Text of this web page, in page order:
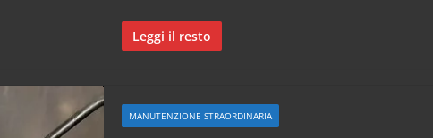
Leggi il resto
MANUTENZIONE STRAORDINARIA